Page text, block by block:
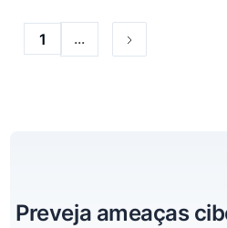
1 ...
Preveja ameaças